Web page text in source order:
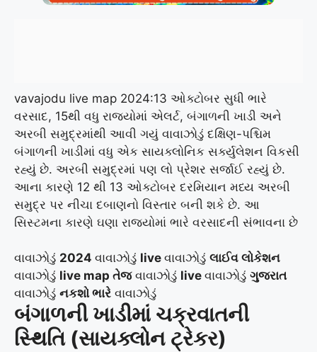
vavajodu live map 2024:13 ઓક્ટોબર સુધી ભારે
વરસાદ, 15થી વધુ રાજ્યોમાં એલર્ટ, બંગાળની ખાડી અને
અરબી સમુદ્રમાંથી આવી ગયું વાવાઝોડું દક્ષિણ-પશ્ચિમ
બંગાળની ખાડીમાં વધુ એક સાયક્લોનિક સર્ક્યુલેશન વિકસી
રહ્યું છે. અરબી સમુદ્રમાં પણ લો પ્રેશર સર્જાઈ રહ્યું છે.
આના કારણે 12 થી 13 ઓક્ટોબર દરમિયાન મધ્ય અરબી
સમુદ્ર પર નીચા દબાણનો વિસ્તાર બની શકે છે. આ
સિસ્ટમના કારણે ઘણા રાજ્યોમાં ભારે વરસાદની સંભાવના છે
વાવાઝોડું 2024 વાવાઝોડું live વાવાઝોડું લાઈવ લોકેશન
વાવાઝોડું live map તેજવાવાઝોડું live વાવાઝોડું ગુજરાત
વાવાઝોડું નકશોભારે વાવાઝોડું
બંગાળની ખાડીમાં ચક્રવાતની
સ્થિતિ (સાયક્લોન ટ્રેકર)